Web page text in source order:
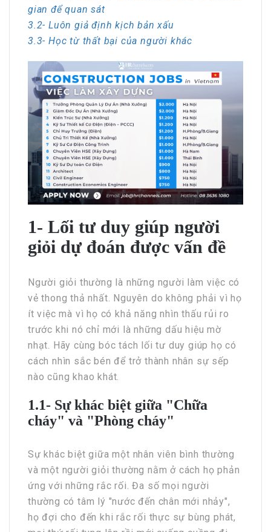
gian để quan sát
3.2- Luôn giả định kịch bản xấu
3.3- Học từ thất bại của người khác
1- Lối tư duy giúp người
giỏi dự đoán được vấn đề
Người giỏi thường là những người làm việc có
vẻ thong thả nhất. Nguyên do không phải vì họ
ít việc mà vì họ có khả năng nhìn thấu rủi ro
trước khi nó chỉ mới là những dấu hiệu mờ
nhạt. Hãy cùng bóc tách lối tư duy giúp họ có
cách nhìn sắc bén để trở thành nhân sự sếp
nào cũng khao khát.
1.1- Sự khác biệt giữa "Chữa
cháy" và "Phòng cháy"
Sự khác biệt giữa một nhân viên bình thường
và một người giỏi thường nằm ở cách họ phản
ứng với những rắc rối. Đa số mọi người
thường có tâm lý "nước đến chân mới nhảy",
họ đợi cho đến khi rắc rối thực sự bùng phát,